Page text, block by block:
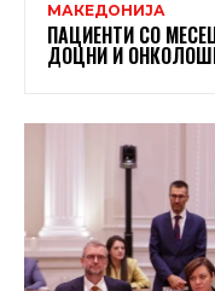
МАКЕДОНИЈА
ПАЦИЕНТИ СО
ДОЦНИ И